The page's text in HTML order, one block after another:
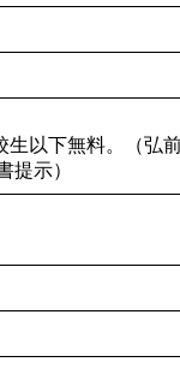
生以下無料。（弘
提示）